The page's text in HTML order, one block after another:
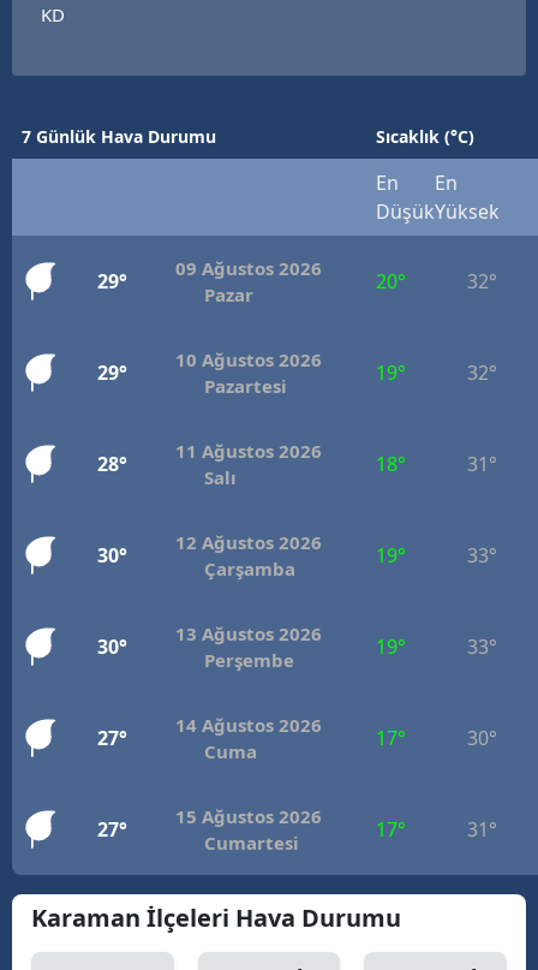
Eskişehir
Gaziantep
Giresun
Gümüşhane
Hakkari
Isparta
İstanbul
Kars
Kütahya
Malatya
KD
7 Günlük Hava Durumu Sıcaklık (°C)
En
Düşük
En
Yüksek
29°
09 Ağustos 2026
Pazar
20° 32°
29°
10 Ağustos 2026
Pazartesi
19° 32°
28°
11 Ağustos 2026
Salı
18° 31°
30°
12 Ağustos 2026
Çarşamba
19° 33°
30°
13 Ağustos 2026
Perşembe
19° 33°
27°
14 Ağustos 2026
Cuma
17° 30°
27°
15 Ağustos 2026
Cumartesi
17° 31°
Karaman İlçeleri Hava Durumu